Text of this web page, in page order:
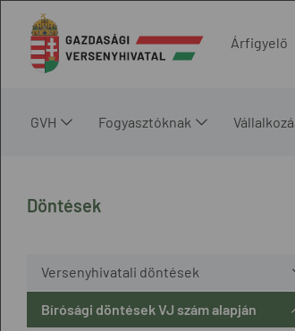
Árfigyelő
GVH Fogyasztóknak
Döntések
Versenyhivatali döntések
Bírósági döntések VJ szám alapján